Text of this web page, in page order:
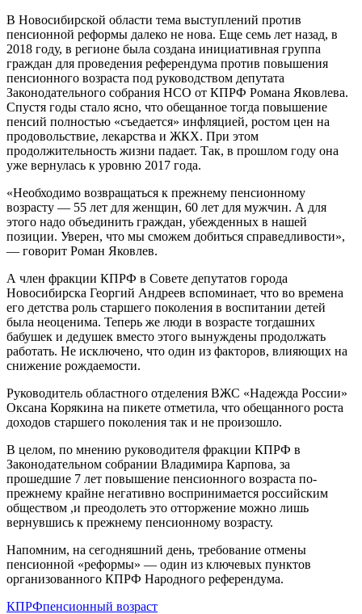
В Новосибирской области тема выступлений против
пенсионной реформы далеко не нова. Еще семь лет назад, в
2018 году, в регионе была создана инициативная группа
граждан для проведения референдума против повышения
пенсионного возраста под руководством депутата
Законодательного собрания НСО от КПРФ Романа Яковлева.
Спустя годы стало ясно, что обещанное тогда повышение
пенсий полностью «съедается» инфляцией, ростом цен на
продовольствие, лекарства и ЖКХ. При этом
продолжительность жизни падает. Так, в прошлом году она
уже вернулась к уровню 2017 года.
«Необходимо возвращаться к прежнему пенсионному
возрасту — 55 лет для женщин, 60 лет для мужчин. А для
этого надо объединить граждан, убежденных в нашей
позиции. Уверен, что мы сможем добиться справедливости»,
— говорит Роман Яковлев.
А член фракции КПРФ в Совете депутатов города
Новосибирска Георгий Андреев вспоминает, что во времена
его детства роль старшего поколения в воспитании детей
была неоценима. Теперь же люди в возрасте тогдашних
бабушек и дедушек вместо этого вынуждены продолжать
работать. Не исключено, что один из факторов, влияющих на
снижение рождаемости.
Руководитель областного отделения ВЖС «Надежда России»
Оксана Корякина на пикете отметила, что обещанного роста
доходов старшего поколения так и не произошло.
В целом, по мнению руководителя фракции КПРФ в
Законодательном собрании Владимира Карпова, за
прошедшие 7 лет повышение пенсионного возраста по-
прежнему крайне негативно воспринимается российским
обществом ,и преодолеть это отторжение можно лишь
вернувшись к прежнему пенсионному возрасту.
Напомним, на сегодняшний день, требование отмены
пенсионной «реформы» — один из ключевых пунктов
организованного КПРФ Народного референдума.
КПРФпенсионный возраст